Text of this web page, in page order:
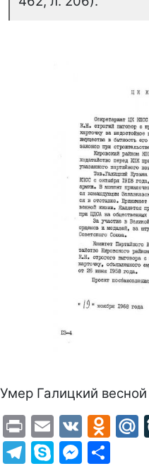
Умер Галицкий
PrintEmail
VK
Telegram
Skype